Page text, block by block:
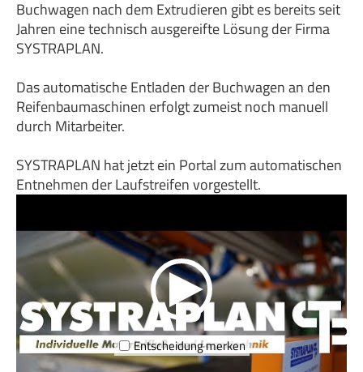
Buchwagen nach dem Extrudieren gibt es bereits seit
Jahren eine technisch ausgereifte Lösung der Firma
SYSTRAPLAN.
Das automatische Entladen der Buchwagen an den
Reifenbaumaschinen erfolgt zumeist noch manuell
durch Mitarbeiter.
SYSTRAPLAN hat jetzt ein Portal zum automatischen
Entnehmen der Laufstreifen vorgestellt.
Entscheidung merken